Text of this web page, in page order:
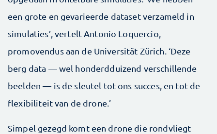
een grote en gevarieerde dataset verzameld in
simulaties’, vertelt Antonio Loquercio,
promovendus aan de Universität Zürich. ‘Deze
berg data — wel honderdduizend verschillende
beelden — is de sleutel tot ons succes, en tot de
flexibiliteit van de drone.’
Simpel gezegd komt een drone die rondvliegt